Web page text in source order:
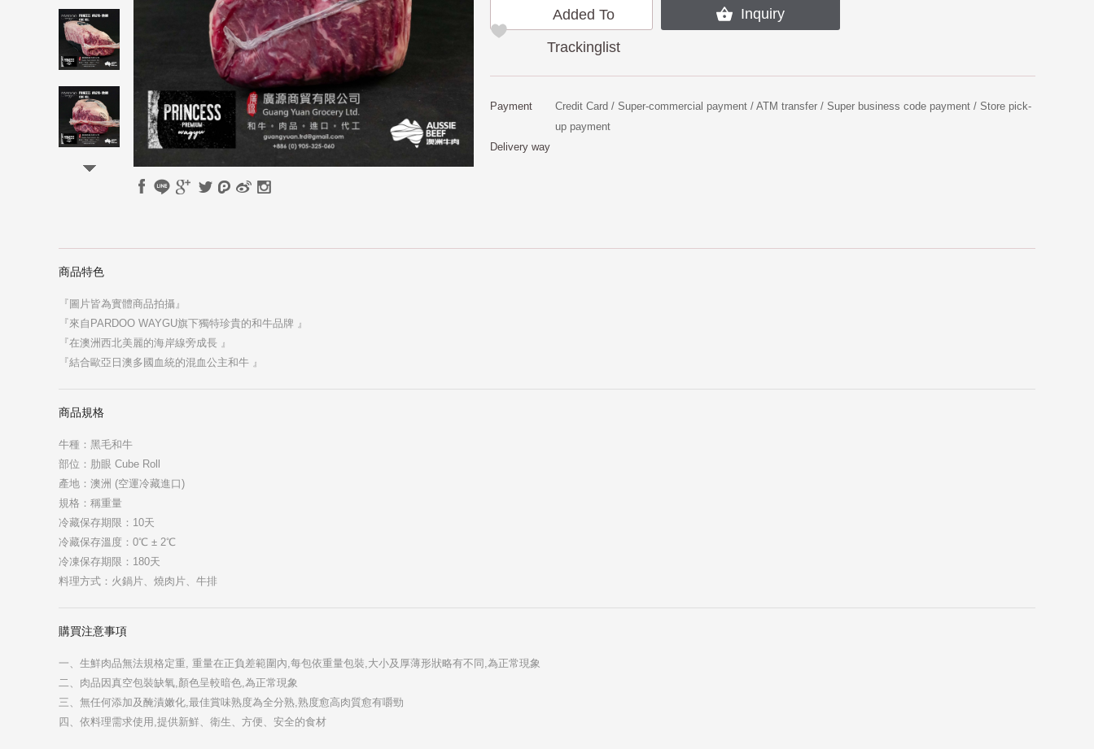
Added To
Trackinglist
Inquiry
Payment
Credit Card / Super-commercial payment / ATM transfer / Super business code payment / Store pick-
up payment
Delivery way
商品特色
『圖片皆為實體商品拍攝』
『來自PARDOO WAYGU旗下獨特珍貴的和牛品牌 』
『在澳洲西北美麗的海岸線旁成長 』
『結合歐亞日澳多國血統的混血公主和牛 』
商品規格
牛種：黑毛和牛
部位：肋眼 Cube Roll
產地：澳洲 (空運冷藏進口)
規格：稱重量
冷藏保存期限：10天
冷藏保存溫度：0℃ ± 2℃
冷凍保存期限：180天
料理方式：火鍋片、燒肉片、牛排
購買注意事項
一、生鮮肉品無法規格定重, 重量在正負差範圍內,每包依重量包裝,大小及厚薄形狀略有不同,為正常現象
二、肉品因真空包裝缺氧,顏色呈較暗色,為正常現象
三、無任何添加及醃漬嫩化,最佳賞味熟度為全分熟,熟度愈高肉質愈有嚼勁
四、依料理需求使用,提供新鮮、衛生、方便、安全的食材